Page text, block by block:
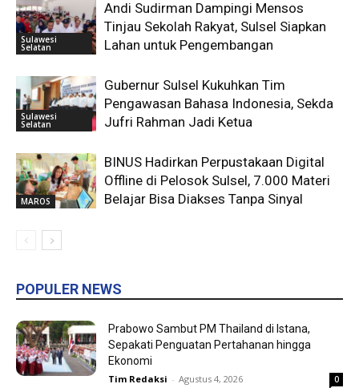
Sulawesi
Selatan
Andi Sudirman Dampingi Mensos
Tinjau Sekolah Rakyat, Sulsel Siapkan
Lahan untuk Pengembangan
Sulawesi
Selatan
Gubernur Sulsel Kukuhkan Tim
Pengawasan Bahasa Indonesia, Sekda
Jufri Rahman Jadi Ketua
MAROS
BINUS Hadirkan Perpustakaan Digital
Offline di Pelosok Sulsel, 7.000 Materi
Belajar Bisa Diakses Tanpa Sinyal
POPULER NEWS
Prabowo Sambut PM Thailand di Istana,
Sepakati Penguatan Pertahanan hingga
Ekonomi
Tim Redaksi - Agustus 4, 2026 0